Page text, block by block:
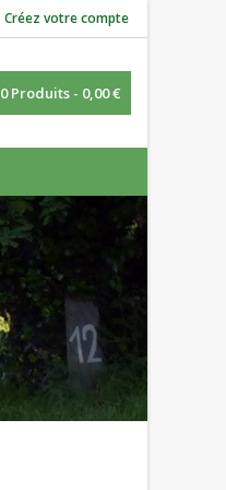
Créez votre compte
0 Produits - 0,00 €